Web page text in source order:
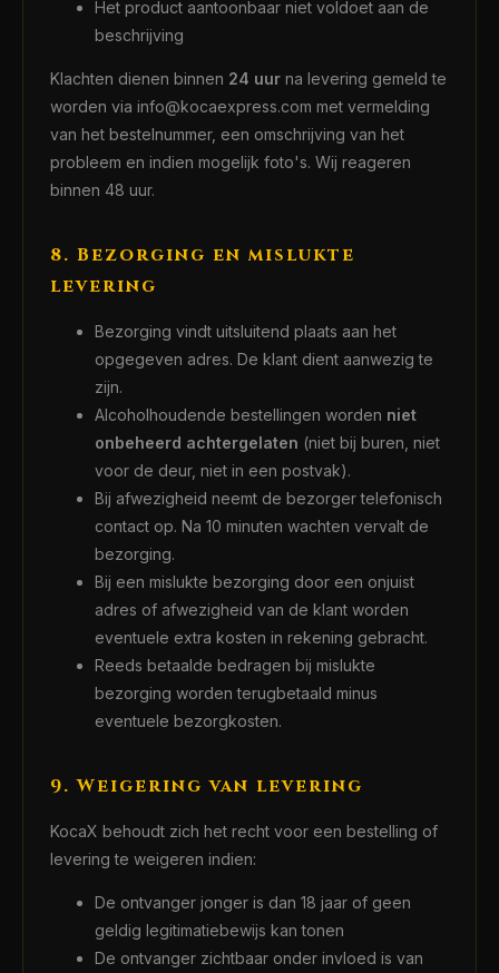
Het product aantoonbaar niet voldoet aan de
beschrijving
Klachten dienen binnen 24 uur na levering gemeld te
worden via info@kocaexpress.com met vermelding
van het bestelnummer, een omschrijving van het
probleem en indien mogelijk foto's. Wij reageren
binnen 48 uur.
8. Bezorging en mislukte
levering
Bezorging vindt uitsluitend plaats aan het
opgegeven adres. De klant dient aanwezig te
zijn.
Alcoholhoudende bestellingen worden niet
onbeheerd achtergelaten (niet bij buren, niet
voor de deur, niet in een postvak).
Bij afwezigheid neemt de bezorger telefonisch
contact op. Na 10 minuten wachten vervalt de
bezorging.
Bij een mislukte bezorging door een onjuist
adres of afwezigheid van de klant worden
eventuele extra kosten in rekening gebracht.
Reeds betaalde bedragen bij mislukte
bezorging worden terugbetaald minus
eventuele bezorgkosten.
9. Weigering van levering
KocaX behoudt zich het recht voor een bestelling of
levering te weigeren indien:
De ontvanger jonger is dan 18 jaar of geen
geldig legitimatiebewijs kan tonen
De ontvanger zichtbaar onder invloed is van